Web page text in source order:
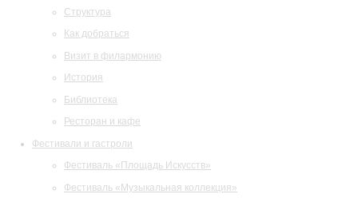
Структура
Как добраться
Визит в филармонию
История
Библиотека
Ресторан и кафе
Фестивали и гастроли
Фестиваль «Площадь Искусств»
Фестиваль «Музыкальная коллекция»